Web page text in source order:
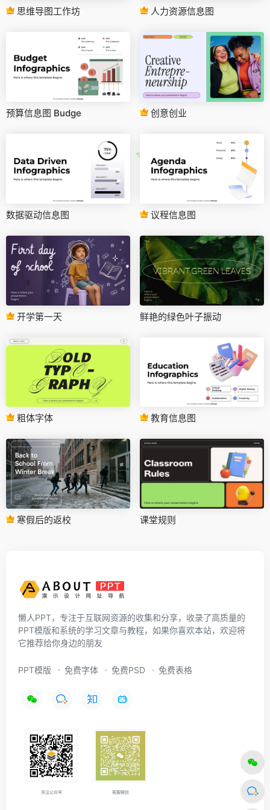
思维导图工作坊 人力资源信息图
预算信息图 Budge 创意创业
数据驱动信息图 议程信息图
开学第一天 鲜艳的绿色叶子振动
粗体字体 教育信息图
寒假后的返校 课堂规则
懒人PPT，专注于互联网资源的收集和分享，收录了高质量的
PPT模版和系统的学习文章与教程，如果你喜欢本站，欢迎将
它推荐给你身边的朋友
PPT模版 免费字体 免费PSD 免费表格
关注公众号 客服微信